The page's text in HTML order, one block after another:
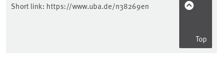
Short link: https://www.uba.de/n38269en
Top